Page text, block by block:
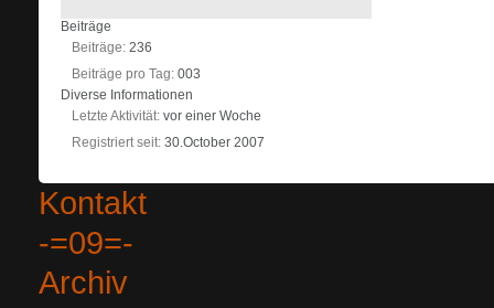
Beiträge
Beiträge 236
Beiträge pro Tag 003
Diverse Informationen
Letzte Aktivität vor einer Woche
Registriert seit 30.October 2007
Kontakt
-=09=-
Archiv